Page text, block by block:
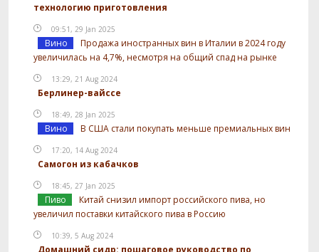
технологию приготовления
09:51, 29 Jan 2025
Вино
Продажа иностранных вин в Италии в 2024 году
увеличилась на 4,7%, несмотря на общий спад на рынке
13:29, 21 Aug 2024
Берлинер-вайссе
18:49, 28 Jan 2025
Вино В США стали покупать меньше премиальных вин
17:20, 14 Aug 2024
Самогон из кабачков
18:45, 27 Jan 2025
Пиво
Китай снизил импорт российского пива, но
увеличил поставки китайского пива в Россию
10:39, 5 Aug 2024
Домашний сидр: пошаговое руководство по